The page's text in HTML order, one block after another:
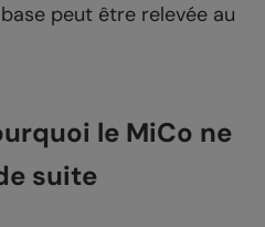
peut être relevée au
le MiCo ne
suite